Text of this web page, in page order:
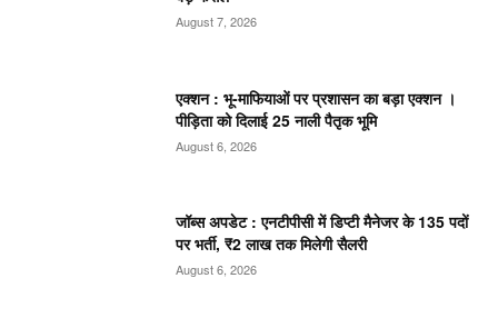
August 7, 2026
एक्शन : भू-माफियाओं पर प्रशासन का बड़ा एक्शन ।
पीड़िता को दिलाई 25 नाली पैतृक भूमि
August 6, 2026
जॉब्स अपडेट : एनटीपीसी में डिप्टी मैनेजर के 135 पदों
पर भर्ती, ₹2 लाख तक मिलेगी सैलरी
August 6, 2026